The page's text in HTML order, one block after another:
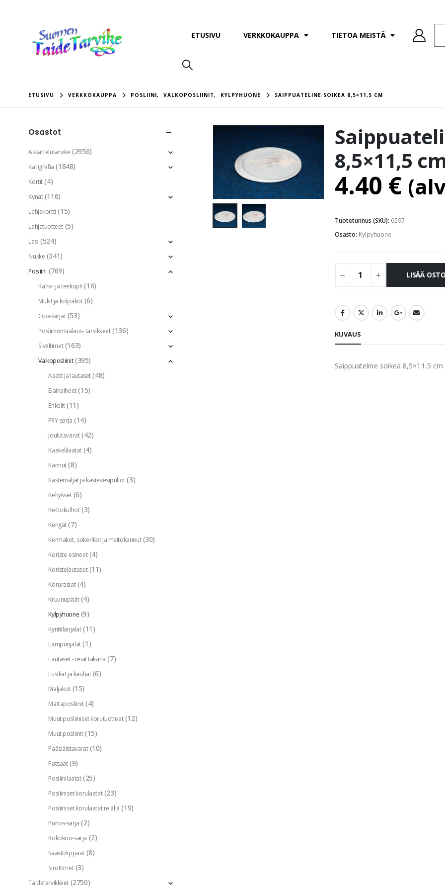
ETUSIVU VERKKOKAUPPA TIETOA MEISTÄ
ETUSIVU VERKKOKAUPPA POSLIINI, VALKOPOSLIINIT, KYLPYHUONE SAIPPUATELINE SOIKEA 8,5×11,5 CM
8,5×11,5
4.40 €
Tuotetunnus (SKU): 6597
Osasto: Kylpyhuone
LISÄÄ
KUVAUS
Saippuateline soikea 8,5×11,5 cm
Osastot
Askartelutarvike (2956)
Kalligrafia (1848)
Kortit (4)
Kynät (116)
Lahjakortti (15)
Lahjatuotteet (5)
Lasi (524)
Nukke (341)
Posliini (769)
Kahvi- ja teekupit (16)
Mukit ja kolpakot (6)
Opaskirjat (53)
Posliininmaalaus- tarvikkeet (136)
Siveltimet (163)
Valkoposliinit (395)
Asetit ja lautaset (48)
Eläinaiheet (15)
Enkelit (11)
FRY-sarja (14)
Joulutavarat (42)
Kaakelilaatat (4)
Kannut (8)
Kastemaljat ja kastevesipullot (3)
Kehykset (6)
Keittokulhot (3)
Kengät (7)
Kermakot, sokerikot ja maitokannut (30)
Koriste-esineet (4)
Koristelautaset (11)
Korurasiat (4)
Kruunupäät (4)
Kylpyhuone (9)
Kynttilänjalat (11)
Lampunjalat (1)
Lautaset - reiät takana (7)
Lusikat ja kauhat (6)
Maljakot (15)
Mattaposliinit (4)
Muut posliiniset korutuotteet (12)
Muut posliinit (15)
Pääsiäistavarat (10)
Patsaat (9)
Posliinilaatat (25)
Posliiniset korulaatat (23)
Posliiniset korulaatat reiällä (19)
Punos-sarja (2)
Rokokoo-sarja (2)
Säästölippaat (8)
Sirottimet (3)
Taidetarvikkeet (2750)